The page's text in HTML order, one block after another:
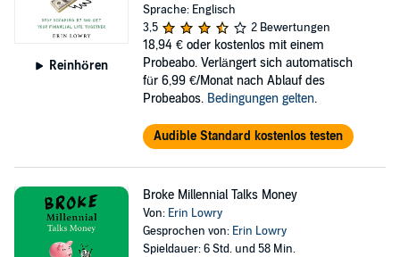
Reinhören
Sprache: Englisch
3,5
2 Bewertungen
18,94 € oder kostenlos mit einem
Probeabo. Verlängert sich automatisch
für 6,99 €/Monat nach Ablauf des
Probeabos. Bedingungen gelten.
Audible Standard kostenlos testen
Broke Millennial Talks Money
Von: Erin Lowry
Gesprochen von: Erin Lowry
Spieldauer: 6 Std. und 58 Min.